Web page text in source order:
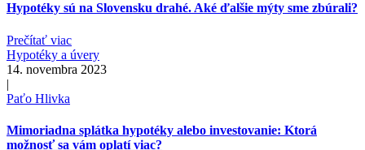
Hypotéky sú na Slovensku drahé. Aké ďalšie mýty sme zbúrali?
Prečítať viac
Hypotéky a úvery
14. novembra 2023
|
Paťo Hlivka
Mimoriadna splátka hypotéky alebo investovanie: Ktorá
možnosť sa vám oplatí viac?